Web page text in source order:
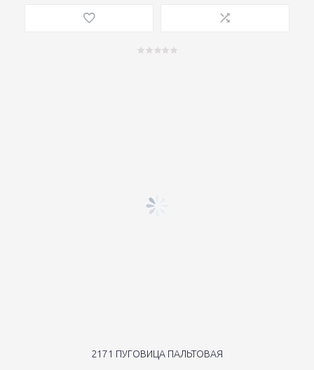
2171 ПУГОВИЦА ПАЛЬТОВАЯ